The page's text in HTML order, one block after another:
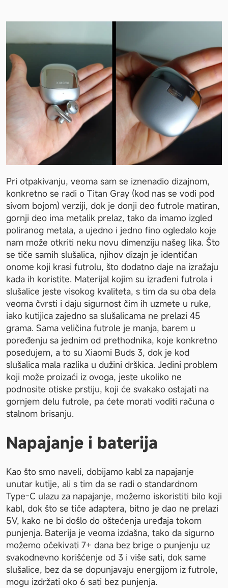
Pri otpakivanju, veoma sam se iznenadio dizajnom,
konkretno se radi o Titan Gray (kod nas se vodi pod
sivom bojom) verziji, dok je donji deo futrole matiran,
gornji deo ima metalik prelaz, tako da imamo izgled
poliranog metala, a ujedno i jedno fino ogledalo koje
nam može otkriti neku novu dimenziju našeg lika. Što
se tiče samih slušalica, njihov dizajn je identičan
onome koji krasi futrolu, što dodatno daje na izražaju
kada ih koristite. Materijal kojim su izrađeni futrola i
slušalice jeste visokog kvaliteta, s tim da su oba dela
veoma čvrsti i daju sigurnost čim ih uzmete u ruke,
iako kutijica zajedno sa slušalicama ne prelazi 45
grama. Sama veličina futrole je manja, barem u
poređenju sa jednim od prethodnika, koje konkretno
posedujem, a to su Xiaomi Buds 3, dok je kod
slušalica mala razlika u dužini drškica. Jedini problem
koji može proizaći iz ovoga, jeste ukoliko ne
podnosite otiske prstiju, koji će svakako ostajati na
gornjem delu futrole, pa ćete morati voditi računa o
stalnom brisanju.
Napajanje i baterija
Kao što smo naveli, dobijamo kabl za napajanje
unutar kutije, ali s tim da se radi o standardnom
Type-C ulazu za napajanje, možemo iskoristiti bilo koji
kabl, dok što se tiče adaptera, bitno je dao ne prelazi
5V, kako ne bi došlo do oštećenja uređaja tokom
punjenja. Baterija je veoma izdašna, tako da sigurno
možemo očekivati 7+ dana bez brige o punjenju uz
svakodnevno korišćenje od 3 i više sati, dok same
slušalice, bez da se dopunjavaju energijom iz futrole,
mogu izdržati oko 6 sati bez punjenja.